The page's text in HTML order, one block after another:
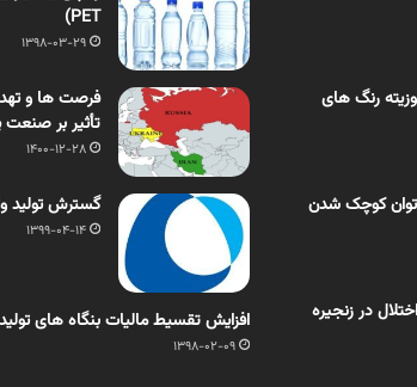
رنگ های
کوچک شدن
در زنجیره
PET)
1398-03-29
فرصت ها و
تأثیر بر
1400-12-28
گسترش تولید
1399-04-14
افزایش تقسیط مالیات بنگاه های تولیدی تا ۵ سال/ اعتبار
1398-02-09